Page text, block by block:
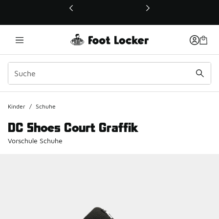
Dieser Link öffnet sich in einem neuen Fenster
Kinder / Schuhe
DC Shoes Court Graffik
Vorschule Schuhe